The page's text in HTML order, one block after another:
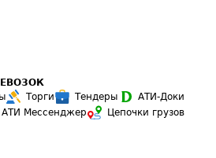
Торги Тендеры
АТИ-Доки
АТИ Мессенджер
Цепочки грузов